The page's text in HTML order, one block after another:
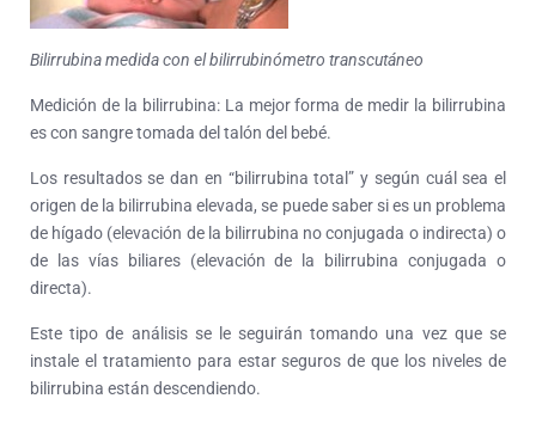
Bilirrubina medida con el bilirrubinómetro transcutáneo
Medición de la bilirrubina: La mejor forma de medir la bilirrubina
es con sangre tomada del talón del bebé.
Los resultados se dan en “bilirrubina total” y según cuál sea el
origen de la bilirrubina elevada, se puede saber si es un problema
de hígado (elevación de la bilirrubina no conjugada o indirecta) o
de las vías biliares (elevación de la bilirrubina conjugada o
directa).
Este tipo de análisis se le seguirán tomando una vez que se
instale el tratamiento para estar seguros de que los niveles de
bilirrubina están descendiendo.